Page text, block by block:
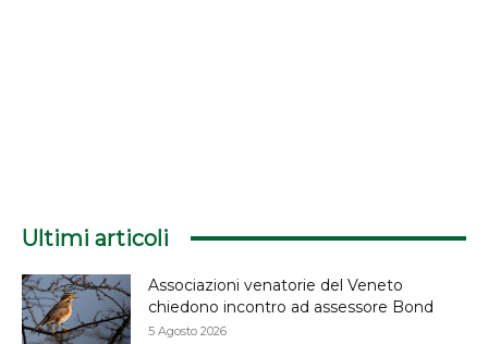
Ultimi articoli
Associazioni venatorie del Veneto
chiedono incontro ad assessore Bond
5 Agosto 2026